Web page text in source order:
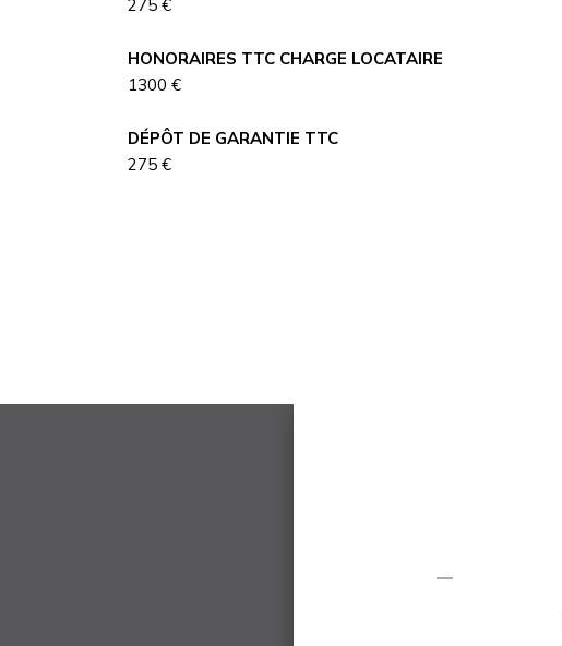
275 €
HONORAIRES TTC CHARGE LOCATAIRE
1300 €
DÉPÔT DE GARANTIE TTC
275 €